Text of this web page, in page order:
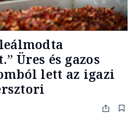
Üres és gazos
lett az igazi